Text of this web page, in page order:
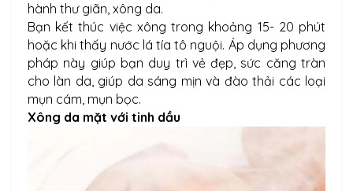
hành thư giãn, xông da.
Bạn kết thúc việc xông trong khoảng 15- 20 phút
hoặc khi thấy nước lá tía tô nguội. Áp dụng phương
pháp này giúp bạn duy trì vẻ đẹp, sức căng tràn
cho làn da, giúp da sáng mịn và đào thải các loại
mụn cám, mụn bọc.
Xông da mặt với tinh dầu